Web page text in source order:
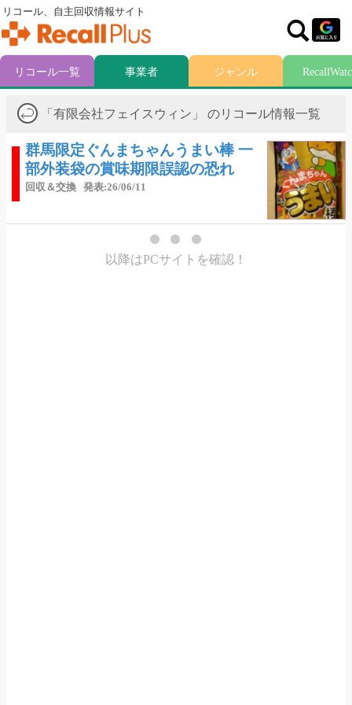
「有限会社フェイスウィン」 のリコール情報一覧
群馬限定ぐんまちゃんうまい棒 一
部外装袋の賞味期限誤認の恐れ
回収＆交換 発表:26/06/11
以降はPCサイトを確認！
リコール、自主回収情報サイト
リコール一覧 事業者 ジャンル